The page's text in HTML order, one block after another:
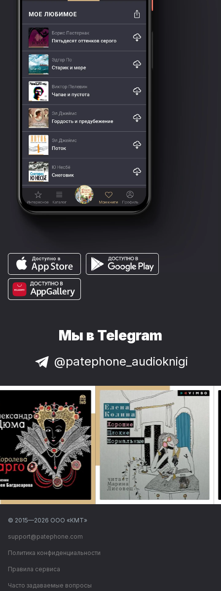
Мы в Telegram
@patephone_audioknigi
© 2015—2026 ООО «КМТ»
support@patephone.com
Политика конфиденциальности
Правила сервиса
Часто задаваемые вопросы